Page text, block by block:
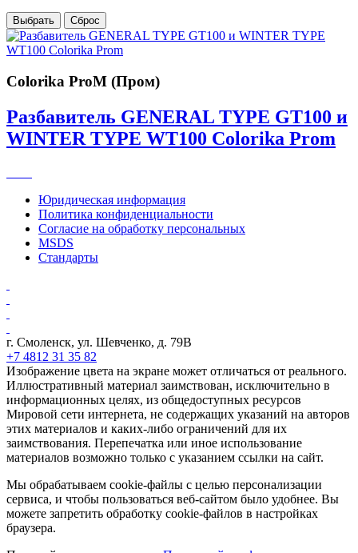
Colorika ProM (Пром)
Разбавитель GENERAL TYPE GT100 и
WINTER TYPE WT100 Colorika Prom
Юридическая информация
Политика конфиденциальности
Согласие на обработку персональных
MSDS
Стандарты
г. Смоленск, ул. Шевченко, д. 79В
+7 4812 31 35 82
Изображение цвета на экране может отличаться от реального.
Иллюстративный материал заимствован, исключительно в
информационных целях, из общедоступных ресурсов
Мировой сети интернета, не содержащих указаний на авторов
этих материалов и каких-либо ограничений для их
заимствования. Перепечатка или иное использование
материалов возможно только с указанием ссылки на сайт.
Мы обрабатываем cookie-файлы с целью персонализации
сервиса, и чтобы пользоваться веб-сайтом было удобнее. Вы
можете запретить обработку cookie-файлов в настройках
браузера.